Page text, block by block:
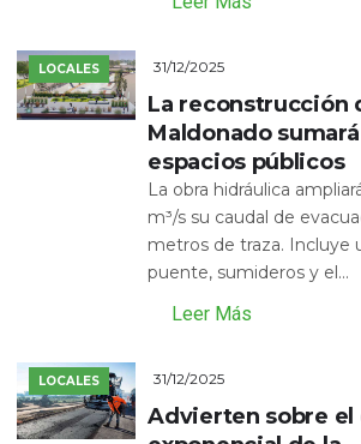
LOCALES 31/12/2025
La reconstrucción
Maldonado
espacios públicos
La obra hidráulica
m³/s su caudal de
metros de traza. Incluye
puente, sumideros y el...
Leer Más
LOCALES 31/12/2025
Advierten sobre